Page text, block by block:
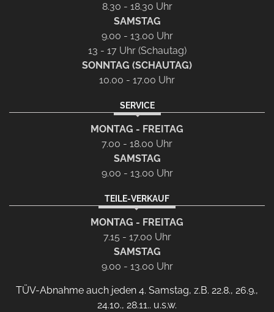
8.30 - 18.30 Uhr
SAMSTAG
9.00 - 13.00 Uhr
13 - 17 Uhr (Schautag)
SONNTAG (SCHAUTAG)
10.00 - 17.00 Uhr
SERVICE
MONTAG - FREITAG
7.00 - 18.00 Uhr
SAMSTAG
9.00 - 13.00 Uhr
TEILE-VERKAUF
MONTAG - FREITAG
7.15 - 17.00 Uhr
SAMSTAG
9.00 - 13.00 Uhr
TÜV-Abnahme auch jeden 4. Samstag, z.B. 22.8., 26.9.,
24.10., 28.11.. u.s.w.